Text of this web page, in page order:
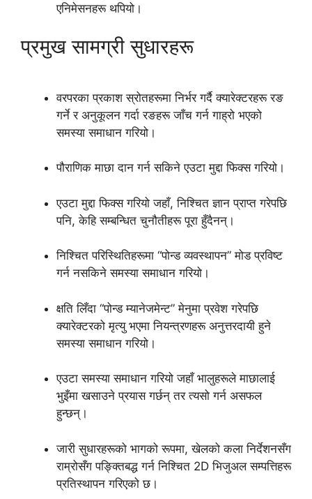
एनिमेसनहरू थपियो।
प्रमुख सामग्री सुधारहरू
वरपरका प्रकाश स्रोतहरूमा निर्भर गर्दै क्यारेक्टरहरू रङ
गर्ने र अनुकूलन गर्दा रङहरू जाँच गर्न गाह्रो भएको
समस्या समाधान गरियो।
पौराणिक माछा दान गर्न सकिने एउटा मुद्दा फिक्स गरियो।
एउटा मुद्दा फिक्स गरियो जहाँ, निश्चित ज्ञान प्राप्त गरेपछि
पनि, केहि सम्बन्धित चुनौतीहरू पूरा हुँदैनन्।
निश्चित परिस्थितिहरूमा “पोन्ड व्यवस्थापन” मोड प्रविष्ट
गर्न नसकिने समस्या समाधान गरियो।
क्षति लिँदा “पोन्ड म्यानेजमेन्ट” मेनुमा प्रवेश गरेपछि
क्यारेक्टरको मृत्यु भएमा नियन्त्रणहरू अनुत्तरदायी हुने
समस्या समाधान गरियो।
एउटा समस्या समाधान गरियो जहाँ भालुहरूले माछालाई
भुइँमा खसाउने प्रयास गर्छन् तर त्यसो गर्न असफल
हुन्छन्।
जारी सुधारहरूको भागको रूपमा, खेलको कला निर्देशनसँग
राम्रोसँग पङ्क्तिबद्ध गर्न निश्चित 2D भिजुअल सम्पत्तिहरू
प्रतिस्थापन गरिएको छ।